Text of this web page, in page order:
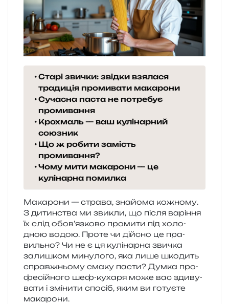
Старі звички: звідки взялася
традиція промивати макарони
Сучасна паста не потребує
промивання
Крохмаль — ваш кулінарний
союзник
Що ж робити замість
промивання?
Чому мити макарони — це
кулінарна помилка
Макарони — стра­ва, зна­йо­ма кожно­му.
З дитин­ства ми зви­кли, що після варі­н­ня
їх слід обо­в’яз­ко­во про­ми­ти під холо­
дною водою. Проте чи дій­сно це пра­
виль­но? Чи не є ця кулі­нар­на зви­чка
зали­шком мину­ло­го, яка лише шко­дить
справ­жньо­му смаку пасти? Думка про­
фе­сій­но­го шеф-куха­ря може вас зди­ву­
ва­ти і змі­ни­ти спо­сіб, яким ви готу­є­те
макарони.